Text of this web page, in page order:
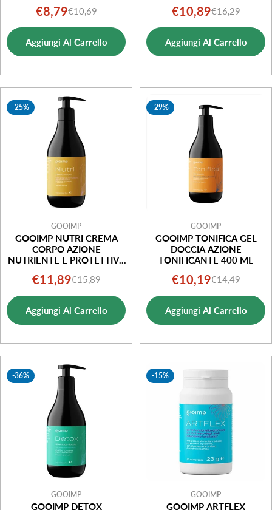
Prezzo
di
vendita
€8,79Prezzo
normale
€10,69
Aggiungi Al Carrello
Prezzo
di
vendita
€10,89Prezzo
normale
€16,29
Aggiungi Al Carrello
-25%
GOOIMP
GOOIMP NUTRI CREMA
CORPO AZIONE
NUTRIENTE E PROTETTIVA
Prezzo
di
vendita
€11,89Prezzo
normale
€15,89
Aggiungi Al Carrello
-29%
GOOIMP
GOOIMP TONIFICA GEL
DOCCIA AZIONE
TONIFICANTE 400 ML
Prezzo
di
vendita
€10,19Prezzo
normale
€14,49
Aggiungi Al Carrello
-36%
GOOIMP
GOOIMP DETOX
-15%
GOOIMP
GOOIMP ARTFLEX